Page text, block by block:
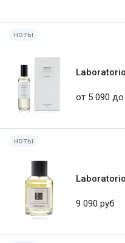
ноты
от 5 090
ноты
9 090 руб